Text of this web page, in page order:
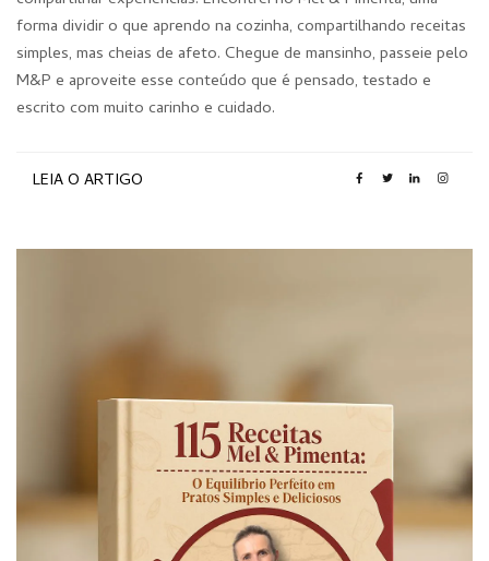
forma dividir o que aprendo na cozinha, compartilhando receitas
simples, mas cheias de afeto. Chegue de mansinho, passeie pelo
M&P e aproveite esse conteúdo que é pensado, testado e
escrito com muito carinho e cuidado.
LEIA O ARTIGO